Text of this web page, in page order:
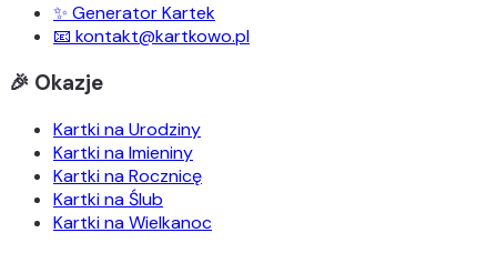
✨ Generator Kartek
📧 kontakt@kartkowo.pl
🎉 Okazje
Kartki na Urodziny
Kartki na Imieniny
Kartki na Rocznicę
Kartki na Ślub
Kartki na Wielkanoc